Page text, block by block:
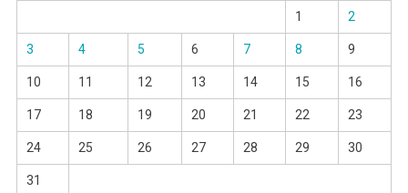
1 2
3 4 5 6 7 8 9
10 11 12 13 14 15 16
17 18 19 20 21 22 23
24 25 26 27 28 29 30
31